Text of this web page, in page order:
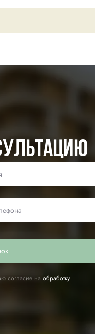
согласие на обработку